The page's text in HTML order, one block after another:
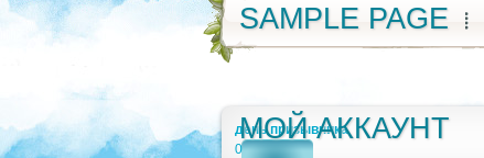
SAMPLE PAGE
МОЙ АККАУНТ
день призывника
0